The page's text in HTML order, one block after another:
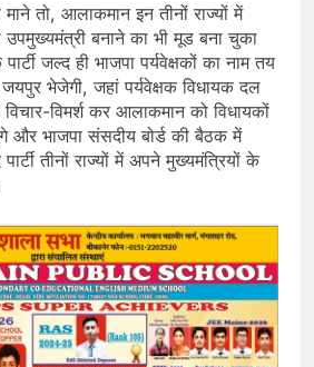
माने तो, आलाकमान इन तीनों राज्यों में
बनाने का भी मूड बना चुका
जल्द ही भाजपा पर्यवेक्षकों का नाम तय
भेजेगी, जहां पर्यवेक्षक विधायक दल
विमर्श कर आलाकमान को विधायकों
और भाजपा संसदीय बोर्ड की बैठक में
तीनों राज्यों में अपने मुख्यमंत्रियों के